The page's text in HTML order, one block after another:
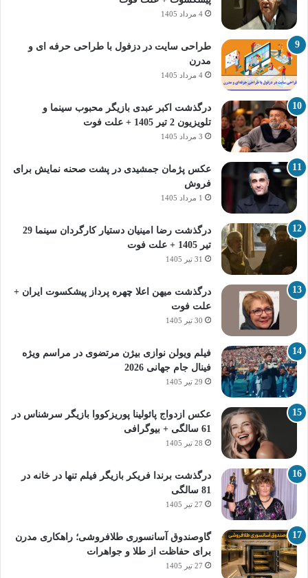
4 مرداد 1405
طراحی سایت در دزفول با طراحی حرفه‌ ای و
مدرن
4 مرداد 1405
درگذشت اکبر عبدی بازیگر محبوب سینما و
تلویزیون 2 تیر 1405 + علت فوت
3 مرداد 1405
عکس پژمان جمشیدی در پشت صحنه نمایش برای
فروش
1 مرداد 1405
درگذشت رضا امینیان دستیار کارگردان سینما 29
تیر 1405 + علت فوت
31 تیر 1405
درگذشت میهن اعلا چهره پرداز پیشکسوت ایران +
علت فوت
30 تیر 1405
فیلم ویولن نوازی بیژن مرتضوی در مراسم ویژه
فینال جام جهانی 2026
29 تیر 1405
عکس ازدواج پائولینا پوریزکووا بازیگر سرشناس در
61 سالگی + بیوگرافی
28 تیر 1405
درگذشت برندا فریکر بازیگر فیلم تنها در خانه در
81 سالگی
27 تیر 1405
گاوصندوق آسانسوری طلافروشی؛ راهکاری مدرن
برای حفاظت از طلا و جواهرات
27 تیر 1405